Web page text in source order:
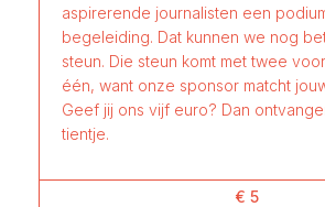
aspirerende journalisten een
begeleiding. Dat kunnen we nog
steun. Die steun komt met twee
één, want onze sponsor matcht
Geef jij ons vijf euro? Dan
tientje.
€ 5